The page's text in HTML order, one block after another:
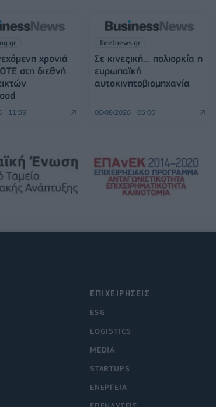
χρονιά
στη διεθνή
- 11:39
fleetnews.gr
Σε κινεζική… πολιορκία η
ευρωπαϊκή
αυτοκινητοβιομηχανία
06/08/2026 - 05:00
ΕΠΙΧΕΙΡΗΣΕΙΣ
ESG
LOGISTICS
MEDIA
STARTUPS
ΕΝΕΡΓΕΙΑ